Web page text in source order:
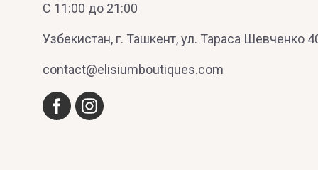
C 11:00 до 21:00
Узбекистан, г. Ташкент, ул. Тараса Шевченко
contact@elisiumboutiques.com